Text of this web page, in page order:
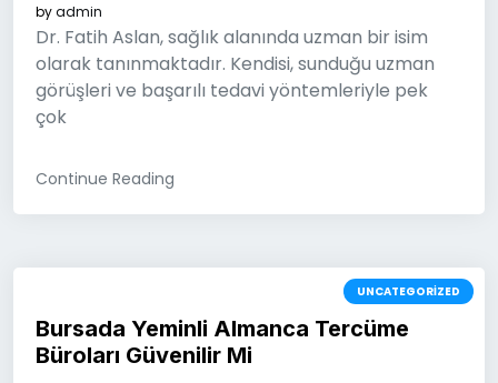
byadmin
Dr. Fatih Aslan, sağlık alanında uzman bir isim
olarak tanınmaktadır. Kendisi, sunduğu uzman
görüşleri ve başarılı tedavi yöntemleriyle pek
çok
Continue Reading
UNCATEGORIZED
Bursada Yeminli Almanca Tercüme
Büroları Güvenilir Mi